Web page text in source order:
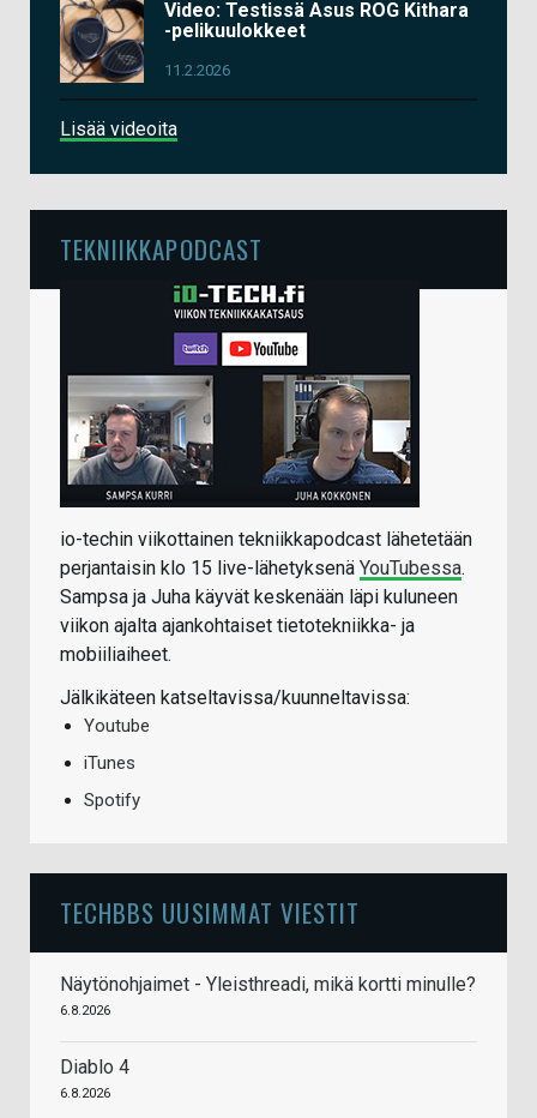
Video: Testissä Asus ROG Kithara
-pelikuulokkeet
11.2.2026
Lisää videoita
TEKNIIKKAPODCAST
io-techin viikottainen tekniikkapodcast lähetetään
perjantaisin klo 15 live-lähetyksenä YouTubessa.
Sampsa ja Juha käyvät keskenään läpi kuluneen
viikon ajalta ajankohtaiset tietotekniikka- ja
mobiiliaiheet.
Jälkikäteen katseltavissa/kuunneltavissa:
Youtube
iTunes
Spotify
TECHBBS UUSIMMAT VIESTIT
Näytönohjaimet - Yleisthreadi, mikä kortti minulle?
6.8.2026
Diablo 4
6.8.2026